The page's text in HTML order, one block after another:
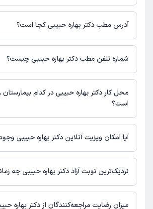
برای اطلاع از هزینه ویزیت دکتر بهاره حبیبی، لازم
آدرس مطب دکتر بهاره حبیبی کجا است؟
دکتر بهاره حبیبی 1 مطب فعال دارند. آدرس
زیر است.
اول
شماره تلفن مطب دکتر بهاره حبیبی چیست؟
مطب ساختمان مدیکو : 0132117627
محل کار دکتر بهاره حبیبی در کدام بیمارستان
است؟
اطلاعاتی درباره محل فعالیت دکتر بهاره حبیبی در مراکز
نیست.
آیا امکان ویزیت آنلاین دکتر بهاره حبیبی
در حال حاضر اطلاعاتی درباره ارائه ویزیت آنلاین توسط
دسترس نیست. برای دریافت اطلاعات دقیق‌تر، لطفاً با
نزدیک‌ترین نوبت آزاد دکتر بهاره حبیبی چه
دکتر بهاره حبیبی از روز شنبه 17 مرداد 1405 بیمار جدید می‌پذیرند.
میزان رضایت مراجعه‌کنندگان از دکتر بهاره